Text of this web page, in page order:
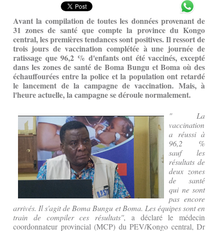
Avant la compilation de toutes les données provenant de
31 zones de santé que compte la province du Kongo
central, les premières tendances sont positives. Il ressort de
trois jours de vaccination complétée à une journée de
ratissage que 96,2 % d'enfants ont été vaccinés, excepté
dans les zones de santé de Boma Bungu et Boma où des
échauffourées entre la police et la population ont retardé
le lancement de la campagne de vaccination. Mais, à
l'heure actuelle, la campagne se déroule normalement.
" La
vaccination
a réussi à
96,2 %
sauf les
résultats de
deux zones
de santé
qui ne sont
pas encore
arrivés. Il s'agit de Boma Bungu et Boma. Les équipes sont en
train de compiler ces résultats'', a déclaré le médecin
coordonnateur provincial (MCP) du PEV/Kongo central, Dr